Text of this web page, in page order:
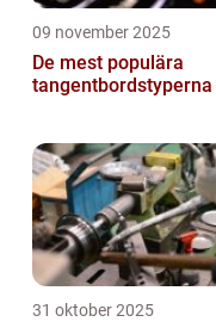
09 november 2025
De mest populära
tangentbordstyperna
31 oktober 2025